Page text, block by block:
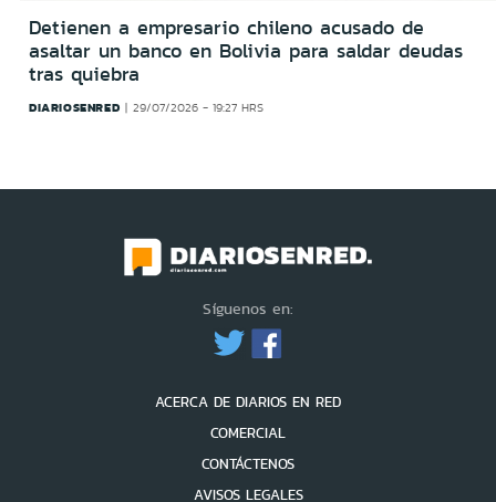
Detienen a empresario chileno acusado de
asaltar un banco en Bolivia para saldar deudas
tras quiebra
DIARIOSENRED 29/07/2026 - 19:27 HRS
Síguenos en:
ACERCA DE DIARIOS EN RED
COMERCIAL
CONTÁCTENOS
AVISOS LEGALES